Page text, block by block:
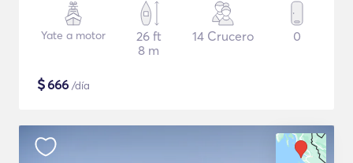
Yate a motor
26 ft
8 m
14 Crucero 0
$666 /día